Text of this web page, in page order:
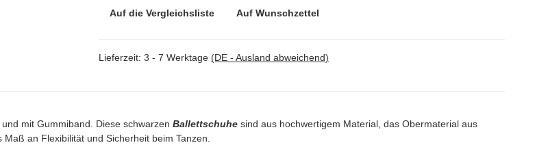
Auf die Vergleichsliste Auf Wunschzettel
Lieferzeit: 3 - 7 Werktage (DE - Ausland abweichend)
mit Gummiband. Diese schwarzen Ballettschuhe sind aus hochwertigem Material, das Obermaterial aus
an Flexibilität und Sicherheit beim Tanzen.